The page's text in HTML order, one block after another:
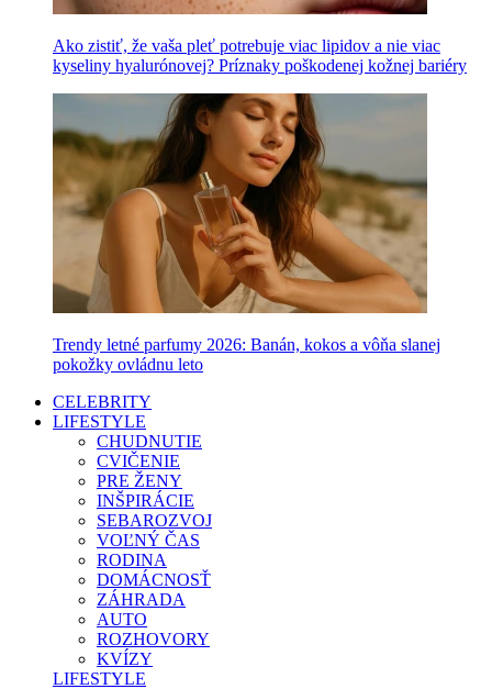
Ako zistiť, že vaša pleť potrebuje viac lipidov a nie viac
kyseliny hyalurónovej? Príznaky poškodenej kožnej bariéry
Trendy letné parfumy 2026: Banán, kokos a vôňa slanej
pokožky ovládnu leto
CELEBRITY
LIFESTYLE
CHUDNUTIE
CVIČENIE
PRE ŽENY
INŠPIRÁCIE
SEBAROZVOJ
VOĽNÝ ČAS
RODINA
DOMÁCNOSŤ
ZÁHRADA
AUTO
ROZHOVORY
KVÍZY
LIFESTYLE